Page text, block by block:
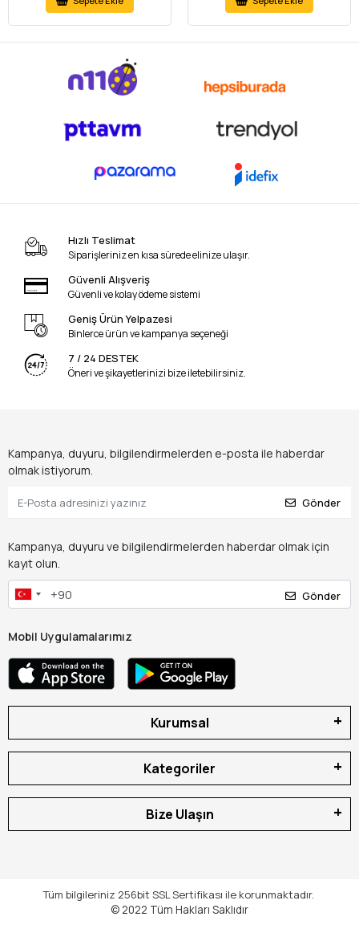
Hızlı Teslimat
Siparişleriniz en kısa sürede elinize ulaşır.
Güvenli Alışveriş
Güvenli ve kolay ödeme sistemi
Geniş Ürün Yelpazesi
Binlerce ürün ve kampanya seçeneği
7 / 24 DESTEK
Öneri ve şikayetlerinizi bize iletebilirsiniz.
Kampanya, duyuru, bilgilendirmelerden e-posta ile haberdar
olmak istiyorum.
Gönder
Kampanya, duyuru ve bilgilendirmelerden haberdar olmak için
kayıt olun.
Gönder
Mobil Uygulamalarımız
Kurumsal
Kategoriler
Bize Ulaşın
Tüm bilgileriniz 256bit SSL Sertifikası ile korunmaktadır.
© 2022 Tüm Hakları Saklıdır